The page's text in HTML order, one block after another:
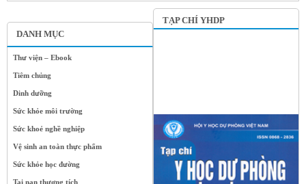
DANH MỤC
Thư viện – Ebook
Tiêm chủng
Dinh dưỡng
Sức khỏe môi trường
Sức khoẻ nghề nghiệp
Vệ sinh an toàn thực phẩm
Sức khỏe học đường
Tai nạn thương tích
TẠP CHÍ YHDP